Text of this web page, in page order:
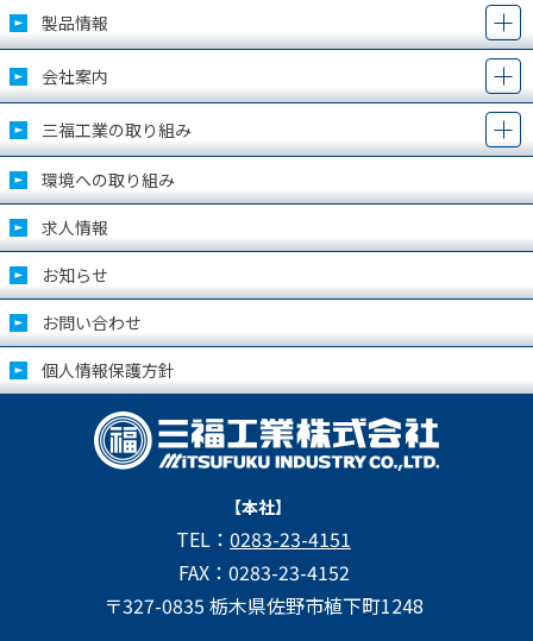
製品情報
会社案内
三福工業の取り組み
環境への取り組み
求人情報
お知らせ
お問い合わせ
個人情報保護方針
【本社】
TEL： 0283-23-4151
FAX：0283-23-4152
〒327-0835 栃木県佐野市植下町1248